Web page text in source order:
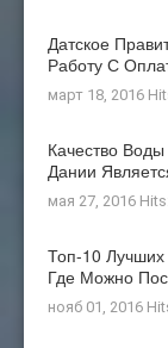
Датское
Работу С
март 18, 2016
Качество
Дании
мая 27, 2016
Топ-10
Где Можно
нояб 01, 2016